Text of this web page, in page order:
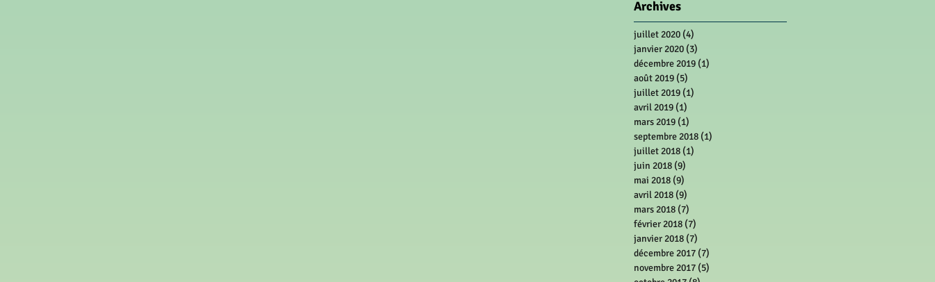
Archives
juillet 2020 (4)
janvier 2020 (3)
décembre 2019 (1)
août 2019 (5)
juillet 2019 (1)
avril 2019 (1)
mars 2019 (1)
septembre 2018 (1)
juillet 2018 (1)
juin 2018 (9)
mai 2018 (9)
avril 2018 (9)
mars 2018 (7)
février 2018 (7)
janvier 2018 (7)
décembre 2017 (7)
novembre 2017 (5)